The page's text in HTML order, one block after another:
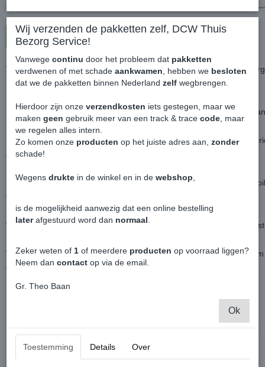
In winkelwagen
Voorspoiler TRC V2 Hoogglans Zwart - Volkswagen Caddy MK5
Het midden gedeelte loop omhoog voor een betere doorstroming
Perfecte pasvorm, standaard in hoogglans zwart en uiteraard
dat betekent hoogwaardige kwaliteit.
Uiteraard geweldig om te zien, maar ook opnieuw weer een
voor de juiste aërodynamica bij een Caddy.
Word net zoals iedere andere voorspoiler aan de voorbumper
Voor de netste en makkelijkste manier qua montage is het advies
demonteren.
Ook interessant
Wij verzenden de pakketten zelf, DCW Thuis
Bezorg Service!
Vanwege continu door het probleem dat pakketten
verdwenen of met schade aankwamen , hebben we besloten
dat we de pakketten binnen Nederland zelf wegbrengen.
Hierdoor zijn onze verzendkosten iets gestegen, maar we
maken geen gebruik meer van een track & trace code , maar
we regelen alles intern.
Zo komen onze producten op het juiste adres aan, zonder
schade!
Wegens drukte in de winkel en in de webshop
is de mogelijkheid aanwezig dat een online bestelling
laterafgestuurd word dan normaal
Zeker weten of 1 of meerdere producten op voorraad liggen?
Neem dan contact op via de email.
Gr. Theo Baan
Ok
Toestemming Details Over